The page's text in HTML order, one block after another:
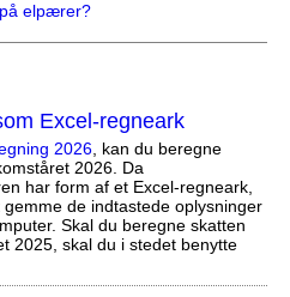
elpærer?
Excel-regneark
2026, kan du beregne
2026. Da
har form af et Excel-regneark,
de indtastede oplysninger
Skal du beregne skatten
2025, skal du i stedet benytte